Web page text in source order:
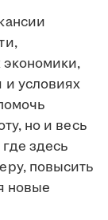
условиях
но и весь
здесь
повысить
новые